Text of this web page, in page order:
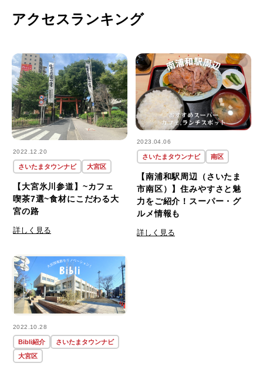
アクセスランキング
2022.12.20
さいたまタウンナビ 大宮区
【大宮氷川参道】~カフェ
喫茶7選~食材にこだわる大
宮の路
詳しく見る
2023.04.06
さいたまタウンナビ 南区
【南浦和駅周辺（さいたま
市南区）】住みやすさと魅
力をご紹介！スーパー・グ
ルメ情報も
詳しく見る
2022.10.28
Bibli紹介
さいたまタウンナビ
大宮区